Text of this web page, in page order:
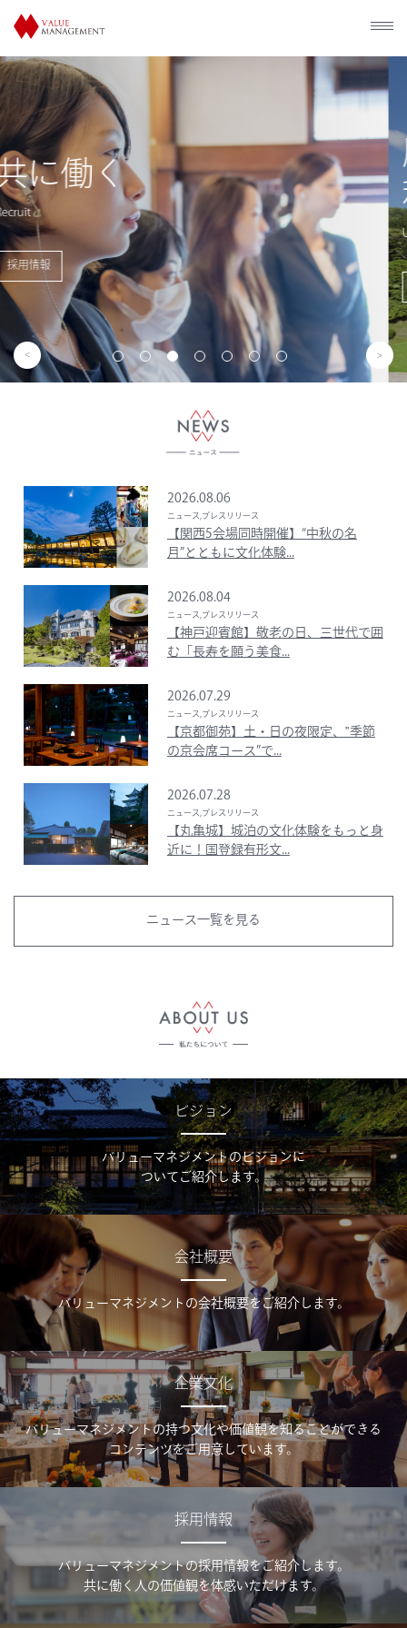
歴史的建造物の
利活用
Utilization of Historical Facilities
事業概要を見る
2026.08.06
ニュース,プレスリリース
【関西5会場同時開催】“中秋の名
月”とともに文化体験...
2026.08.04
ニュース,プレスリリース
【神戸迎賓館】敬老の日、三世代で囲
む「長寿を願う美食...
2026.07.29
ニュース,プレスリリース
【京都御苑】土・日の夜限定、‟季節
の京会席コース”で...
2026.07.28
ニュース,プレスリリース
【丸亀城】城泊の文化体験をもっと身
近に！国登録有形文...
ニュース一覧を見る
ビジョン
バリューマネジメントのビジョンに
ついてご紹介します。
会社概要
バリューマネジメントの会社概要をご紹介します。
企業文化
バリューマネジメントの持つ文化や価値観を知ることができる
コンテンツをご用意しています。
採用情報
バリューマネジメントの採用情報をご紹介します。
共に働く人の価値観を体感いただけます。